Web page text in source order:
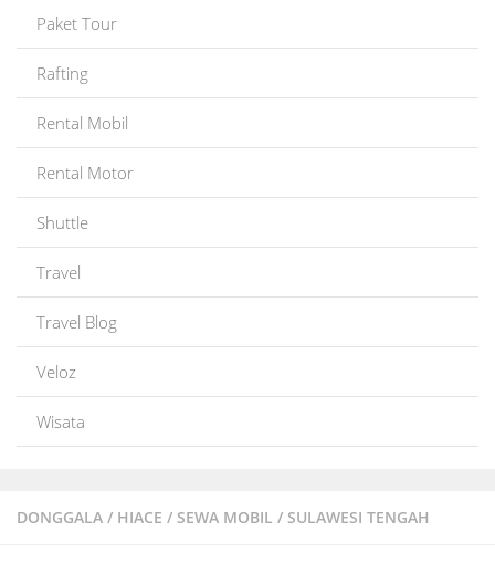
DONGGALA / HIACE / SEWA MOBIL / SULAWESI TENGAH
Paket Tour
Rafting
Rental Mobil
Rental Motor
Shuttle
Travel
Travel Blog
Veloz
Wisata